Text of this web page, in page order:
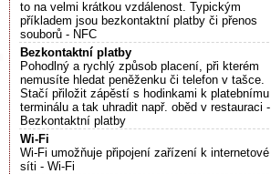
to na velmi krátkou vzdálenost. Typickým
příkladem jsou bezkontaktní platby či přenos
souborů - NFC
Bezkontaktní platby
Pohodlný a rychlý způsob placení, při kterém
nemusíte hledat peněženku či telefon v tašce.
Stačí přiložit zápěstí s hodinkami k platebnímu
terminálu a tak uhradit např. oběd v restauraci -
Bezkontaktní platby
Wi-Fi
Wi-Fi umožňuje připojení zařízení k internetové
síti - Wi-Fi